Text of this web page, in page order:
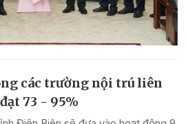
các trường nội trú liên
73 - 95%